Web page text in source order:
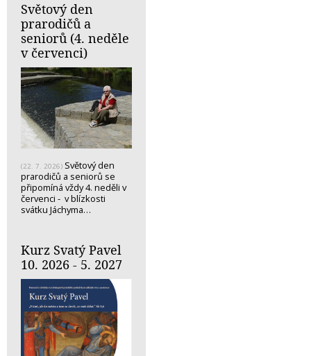
Světový den
prarodičů a
seniorů (4. neděle
v červenci)
(22. 7. 2026) Světový den
prarodičů a seniorů se
připomíná vždy 4. neděli v
červenci - v blízkosti
svátku Jáchyma…
Kurz Svatý Pavel
10. 2026 - 5. 2027